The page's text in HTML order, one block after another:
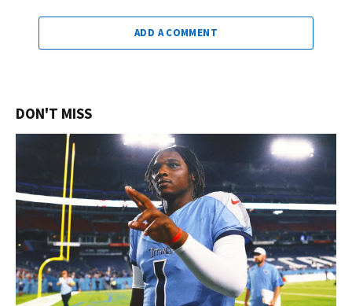
ADD A COMMENT
DON'T MISS